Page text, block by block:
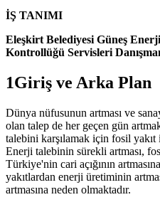
İŞ TANIMI
Eleşkirt Belediyesi Güneş
Kontrollüğü Servisleri
1Giriş ve Arka Plan
Dünya nüfusunun artması ve
olan talep de her geçen gün
talebini karşılamak için fosil
Enerji talebinin sürekli artması,
Türkiye'nin cari açığının
yakıtlardan enerji üretiminin
artmasına neden olmaktadır.